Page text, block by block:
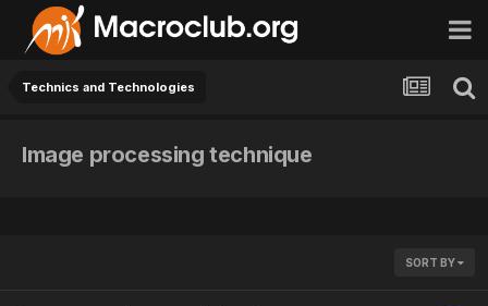
Technics and Technologies
Image processing technique
SORT BY